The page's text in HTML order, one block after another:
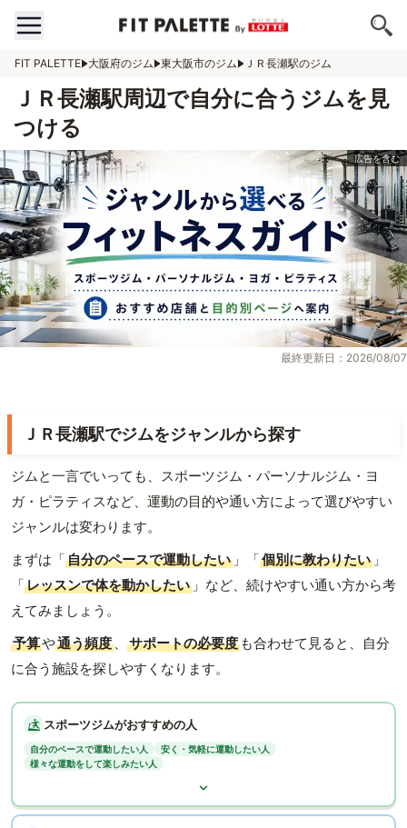
FIT PALETTE 大阪府のジム 東大阪市のジム ＪＲ長瀬駅のジム
ＪＲ長瀬駅周辺で自分に合うジムを見
つける
最終更新日：2026/08/07
ＪＲ長瀬駅でジムをジャンルから探す
ジムと一言でいっても、スポーツジム・パーソナルジム・ヨ
ガ・ピラティスなど、運動の目的や通い方によって選びやすい
ジャンルは変わります。
まずは「自分のペースで運動したい 」「個別に教わりたい 」
「レッスンで体を動かしたい 」など、続けやすい通い方から考
えてみましょう。
予算や通う頻度 、 サポートの必要度 も合わせて見ると、自分
に合う施設を探しやすくなります。
スポーツジムがおすすめの人
自分のペースで運動したい人
安く・気軽に運動したい人
様々な運動をして楽しみたい人